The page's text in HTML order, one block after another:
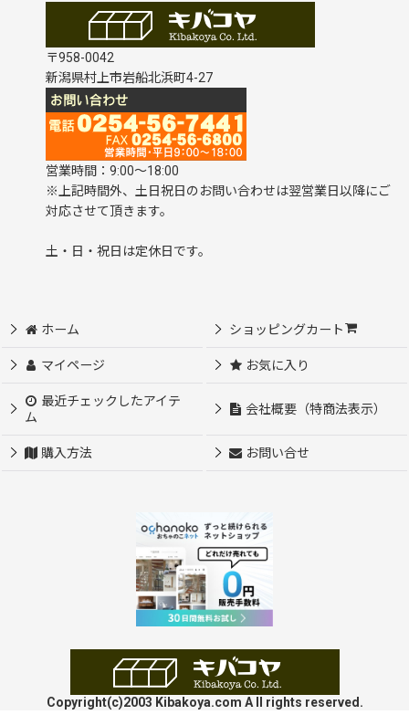
〒958-0042
新潟県村上市岩船北浜町4-27
営業時間：9:00～18:00
※上記時間外、土日祝日のお問い合わせは翌営業日以降にご
対応させて頂きます。
土・日・祝日は定休日です。
ホーム ショッピングカート
マイページ お気に入り
最近チェックしたアイテ
ム
会社概要（特商法表示）
購入方法 お問い合せ
Copyright(c)2003 Kibakoya.com A ll rights reserved.